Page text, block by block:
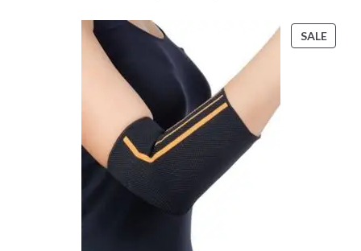
SALE
ON